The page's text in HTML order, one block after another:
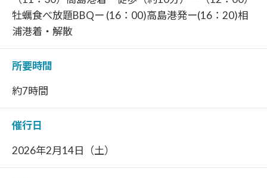
牡蠣食べ放題BBQー (16：00)高島港発ー(16：20)相
浦港着・解散
所要時間
約7時間
催行日
2026年2月14日（土）